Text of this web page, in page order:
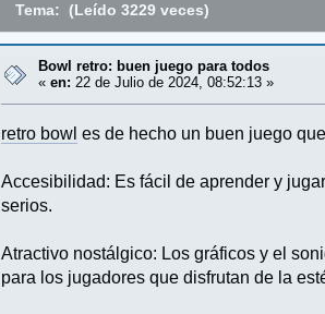
Tema: (Leído 3229 veces)
Bowl retro: buen juego para todos
«en: 22 de Julio de 2024, 08:52:13 »
retro bowl es de hecho un buen juego
Accesibilidad: Es fácil de aprender y
serios.
Atractivo nostálgico: Los gráficos y el
para los jugadores que disfrutan de la